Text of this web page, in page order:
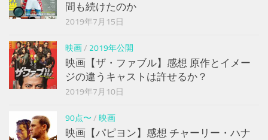
間も続けたのか
2019年7月15日
映画/ 2019年公開
映画【ザ・ファブル】感想 原作とイメー
ジの違うキャストは許せるか？
2019年7月10日
90点〜 / 映画
映画【パピヨン】感想 チャーリー・ハナ